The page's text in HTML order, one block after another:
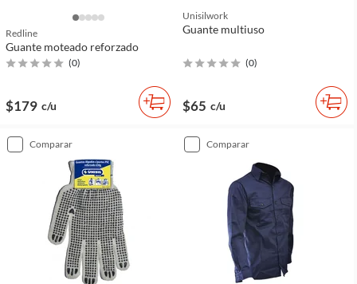
Redline
Guante moteado reforzado
(0)
$179 c/u
Unisilwork
Guante multiuso
(0)
$65 c/u
comparar comparar